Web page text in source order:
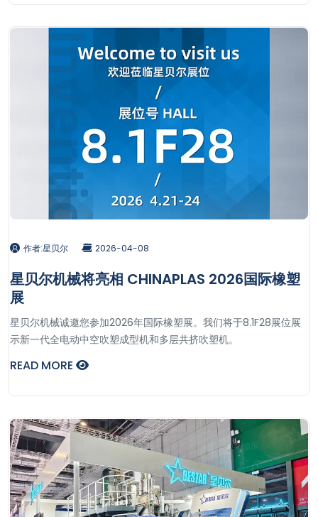
作者:星贝尔 2026-04-08
星贝尔机械将亮相 CHINAPLAS 2026国际橡塑
展
星贝尔机械诚邀您参加2026年国际橡塑展。我们将于8.1F28展位展
示新一代全电动中空吹塑成型机和多层共挤吹塑机。
READ MORE